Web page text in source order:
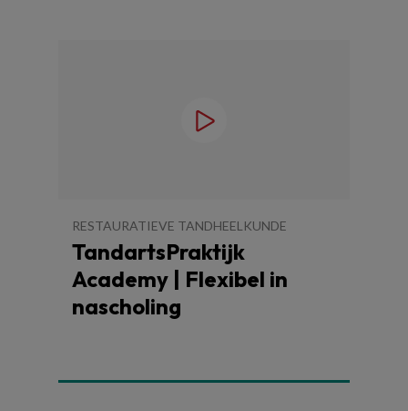
RESTAURATIEVE TANDHEELKUNDE
TandartsPraktijk
Academy | Flexibel in
nascholing